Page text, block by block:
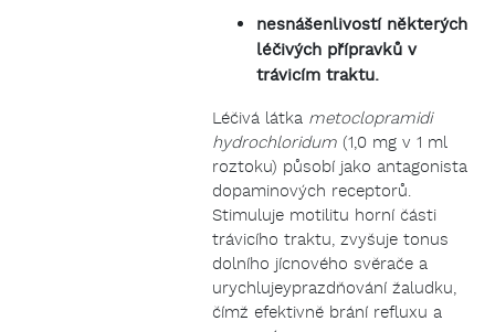
nesnášenlivostí některých
léčivých přípravků v
trávicím traktu.
Léčivá látka metoclopramidi
hydrochloridum (1,0 mg v 1 ml
roztoku) působí jako antagonista
dopaminových receptorů.
Stimuluje motilitu horní části
trávicího traktu, zvyšuje tonus
dolního jícnového svěrače a
urychlujeyprazdňování žaludku,
čímž efektivně brání refluxu a